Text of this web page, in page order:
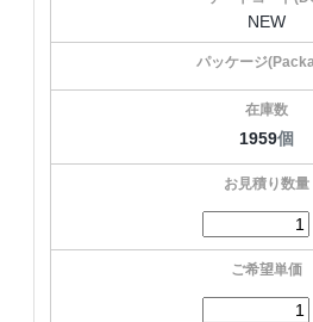
NEW
1959個